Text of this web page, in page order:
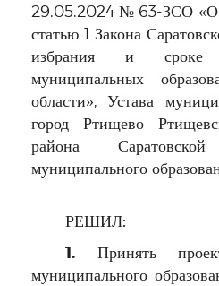
29.05.2024 № 63-ЗСО «О
статью 1 Закона
избрания и сроке
муниципальных
области», Устава
город Ртищево
района
муниципального
РЕШИЛ:
1.Принять
муниципального